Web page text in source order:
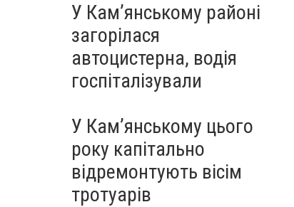
У Кам’янському районі
загорілася
автоцистерна, водія
госпіталізували
У Кам’янському цього
року капітально
відремонтують вісім
тротуарів